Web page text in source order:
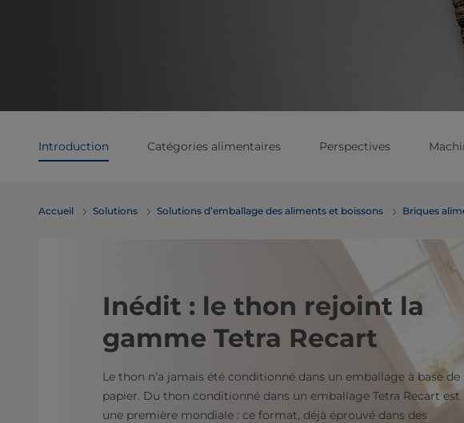
Introduction Catégories alimentaires Perspectives
Accueil Solutions ​​​​​​​​​​​​​​​​​​​​​​​​​​​​​​​​​​​​​​​​​​​​​​​​​​​​​​​​​​​​​​​​​​​​​​​​​​​​​​​​​​​​​​​​​​​​​​​​​​​​​​​​​​​​​​​​​​​​​​​​​​​​​​​​​​​​​​​​​​​​​​​​​​​​​​​​​​​​​​​​​​​​​​​​​​​​​​​​​​​​​​​​​​​​​​​​​​​​​​​​​​​​​​​​​​​​​​​​​​​​​​​​​​​​​​​​​​​​​​​​​​​​​​​​​​​​​​​​​Solutions d’emballage des aliments et boissons Briques
Inédit : le thon rejoint la
gamme Tetra Recart
Le thon n’a jamais été conditionné dans un emballage à base de
papier. Du thon conditionné dans un emballage Tetra Recart est
une première mondiale : ce format, déjà éprouvé dans des